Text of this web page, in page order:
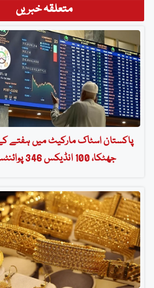
متعلقہ خبریں
پاکستان اسٹاک مارکیٹ میں ہفتے کے
جھٹکا، 100 انڈیکس 346 پوائنٹس گر گیا